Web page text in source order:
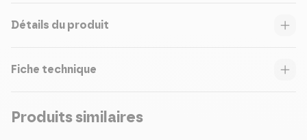
Détails du produit
Fiche technique
Produits similaires